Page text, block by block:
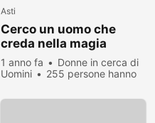
Asti
Cerco un uomo che
creda nella magia
dell’amore
1 anno fa
Donne in cerca di
Uomini
255 persone hanno